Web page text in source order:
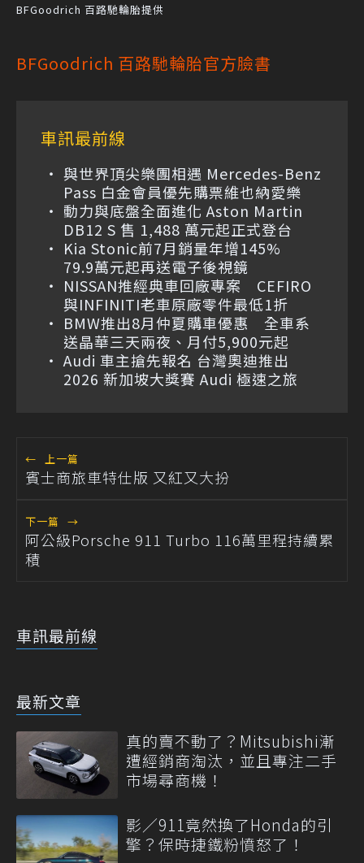
BFGoodrich 百路馳輪胎提供
BFGoodrich 百路馳輪胎官方臉書
車訊最前線
與世界頂尖樂團相遇 Mercedes-Benz
Pass 白金會員優先購票維也納愛樂
動力與底盤全面進化 Aston Martin
DB12 S 售 1,488 萬元起正式登台
Kia Stonic前7月銷量年增145%
79.9萬元起再送電子後視鏡
NISSAN推經典車回廠專案 CEFIRO
與INFINITI老車原廠零件最低1折
BMW推出8月仲夏購車優惠 全車系
送晶華三天兩夜、月付5,900元起
Audi 車主搶先報名 台灣奧迪推出
2026 新加坡大獎賽 Audi 極速之旅
← 上一篇
賓士商旅車特仕版 又紅又大扮
下一篇 →
阿公級Porsche 911 Turbo 116萬里程持續累
積
車訊最前線
最新文章
真的賣不動了？Mitsubishi漸
遭經銷商淘汰，並且專注二手
市場尋商機！
影／911竟然換了Honda的引
擎？保時捷鐵粉憤怒了！